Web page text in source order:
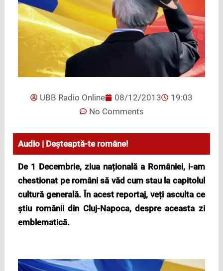
UBB Radio Online 08/12/2013
19:03
No Comments
Audio | Deșteaptă-te române!
De 1 Decembrie, ziua națională a României, i-am
chestionat pe români să văd cum stau la capitolul
cultură generală. În acest reportaj, veți asculta ce
știu românii din Cluj-Napoca, despre aceasta zi
emblematică.